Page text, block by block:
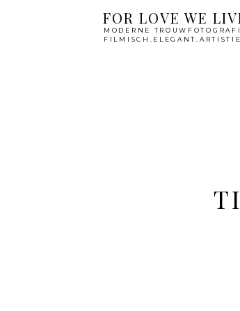
FOR LOVE WE
MODERNE